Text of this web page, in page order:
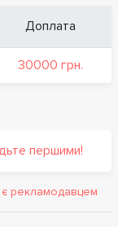
Доплата
30000 грн.
першими!
є рекламодавцем